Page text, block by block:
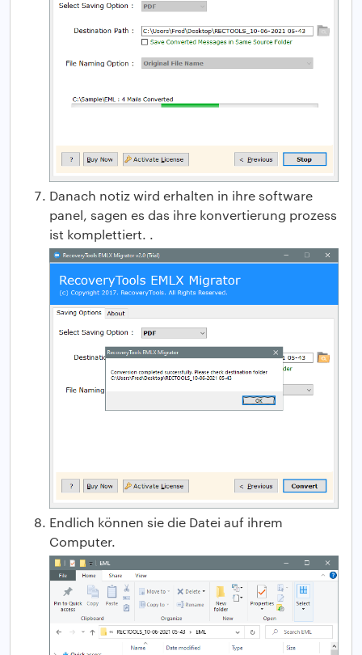
Danach notiz wird erhalten in ihre software
panel, sagen es das ihre konvertierung prozess
ist komplettiert. .
Endlich können sie die Datei auf ihrem
Computer.